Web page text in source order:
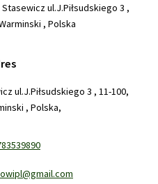
ul.J.Piłsudskiego 3 ,
, Polska
ul.J.Piłsudskiego 3 , 11-100,
, Polska,